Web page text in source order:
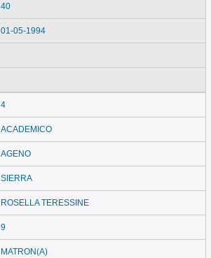
40
01-05-1994
4
ACADEMICO
AGENO
SIERRA
ROSELLA TERESSINE
9
MATRON(A)